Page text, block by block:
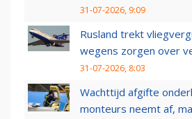
31-07-2026, 9:09
Rusland trekt
wegens zorgen over
31-07-2026, 8:03
Wachttijd afgifte
monteurs neemt af,